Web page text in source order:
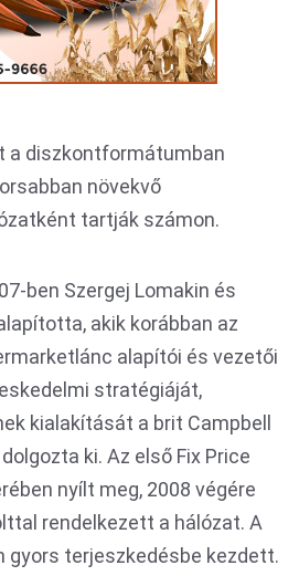
a diszkontformátumban
növekvő
tartják számon.
ben Szergej Lomakin és
akik korábban az
alapítói és vezetői
stratégiáját,
kialakítását a brit Campbell
ki. Az első Fix Price
nyílt meg, 2008 végére
rendelkezett a hálózat. A
gyors terjeszkedésbe kezdett.